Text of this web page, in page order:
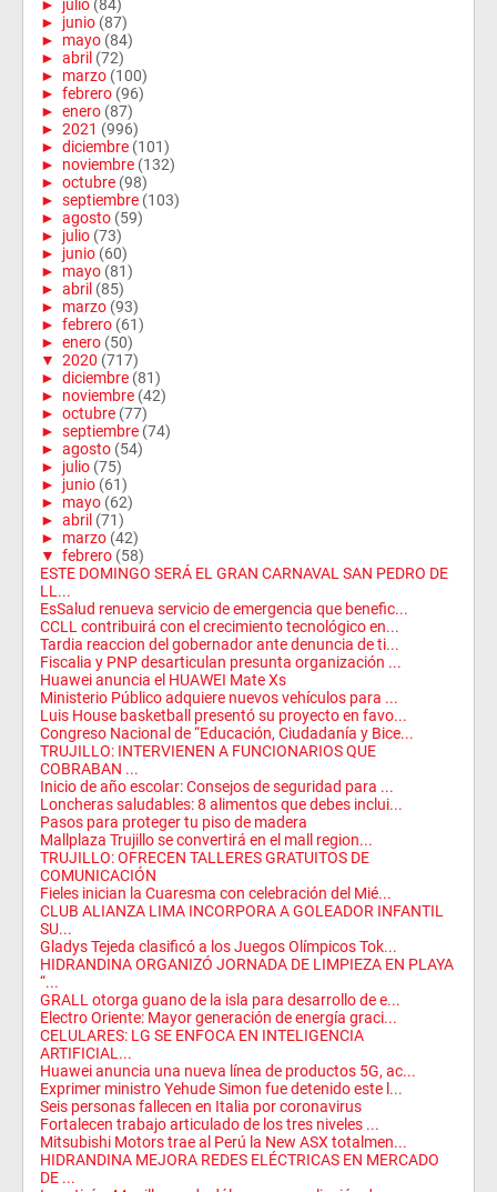
► julio (84)
► junio (87)
► mayo (84)
► abril (72)
► marzo (100)
► febrero (96)
► enero (87)
► 2021 (996)
► diciembre (101)
► noviembre (132)
► octubre (98)
► septiembre (103)
► agosto (59)
► julio (73)
► junio (60)
► mayo (81)
► abril (85)
► marzo (93)
► febrero (61)
► enero (50)
▼ 2020 (717)
► diciembre (81)
► noviembre (42)
► octubre (77)
► septiembre (74)
► agosto (54)
► julio (75)
► junio (61)
► mayo (62)
► abril (71)
► marzo (42)
▼ febrero (58)
ESTE DOMINGO SERÁ EL GRAN CARNAVAL SAN PEDRO DE
LL...
EsSalud renueva servicio de emergencia que benefic...
CCLL contribuirá con el crecimiento tecnológico en...
Tardia reaccion del gobernador ante denuncia de ti...
Fiscalia y PNP desarticulan presunta organización ...
Huawei anuncia el HUAWEI Mate Xs
Ministerio Público adquiere nuevos vehículos para ...
Luis House basketball presentó su proyecto en favo...
Congreso Nacional de “Educación, Ciudadanía y Bice...
TRUJILLO: INTERVIENEN A FUNCIONARIOS QUE
COBRABAN ...
Inicio de año escolar: Consejos de seguridad para ...
Loncheras saludables: 8 alimentos que debes inclui...
Pasos para proteger tu piso de madera
Mallplaza Trujillo se convertirá en el mall region...
TRUJILLO: OFRECEN TALLERES GRATUITOS DE
COMUNICACIÓN
Fieles inician la Cuaresma con celebración del Mié...
CLUB ALIANZA LIMA INCORPORA A GOLEADOR INFANTIL
SU...
Gladys Tejeda clasificó a los Juegos Olímpicos Tok...
HIDRANDINA ORGANIZÓ JORNADA DE LIMPIEZA EN PLAYA
“...
GRALL otorga guano de la isla para desarrollo de e...
Electro Oriente: Mayor generación de energía graci...
CELULARES: LG SE ENFOCA EN INTELIGENCIA
ARTIFICIAL...
Huawei anuncia una nueva línea de productos 5G, ac...
Exprimer ministro Yehude Simon fue detenido este l...
Seis personas fallecen en Italia por coronavirus
Fortalecen trabajo articulado de los tres niveles ...
Mitsubishi Motors trae al Perú la New ASX totalmen...
HIDRANDINA MEJORA REDES ELÉCTRICAS EN MERCADO
DE ...